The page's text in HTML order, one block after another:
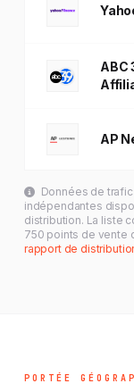
ABC
AP
Données de
indépendantes
distribution. La liste
750 points de vente
rapport de
PORTÉE